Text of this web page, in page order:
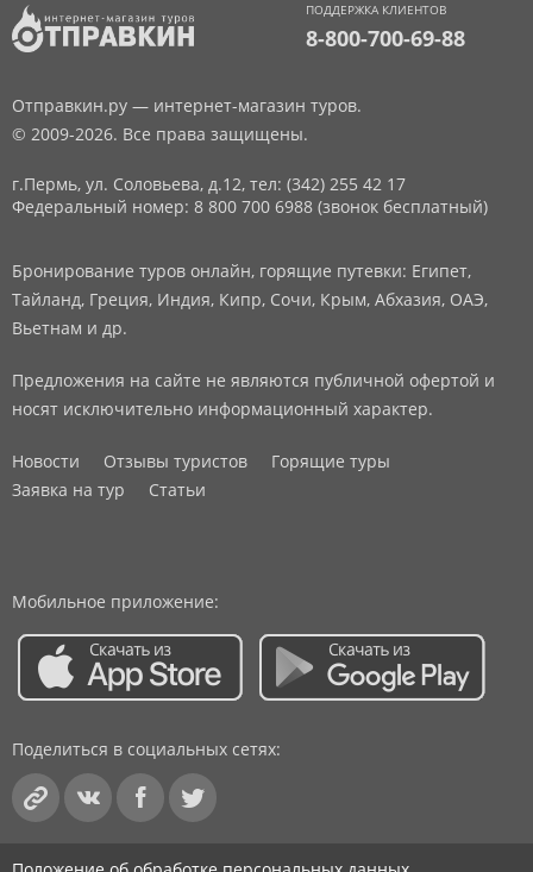
ПОДДЕРЖКА КЛИЕНТОВ
8-800-700-69-88
Отправкин.ру — интернет-магазин туров.
© 2009-2026. Все права защищены.
г.Пермь, ул. Соловьева, д.12, тел: (342) 255 42 17
Федеральный номер: 8 800 700 6988 (звонок бесплатный)
Бронирование туров онлайн, горящие путевки: Египет,
Тайланд, Греция, Индия, Кипр, Сочи, Крым, Абхазия, ОАЭ,
Вьетнам и др.
Предложения на сайте не являются публичной офертой и
носят исключительно информационный характер.
Новости Отзывы туристов
Горящие туры
Заявка на тур
Статьи
Мобильное приложение:
Поделиться в социальных сетях: